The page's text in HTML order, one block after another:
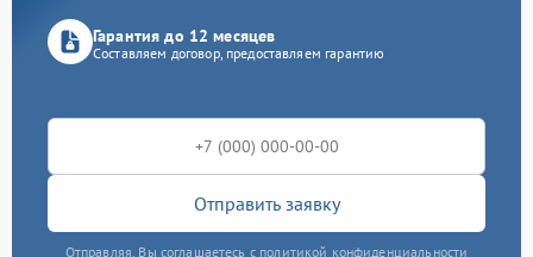
Гарантия до 12 месяцев
Составляем договор, предоставляем гарантию
Отправить заявку
Отправляя, Вы соглашаетесь с политикой конфиденциальности